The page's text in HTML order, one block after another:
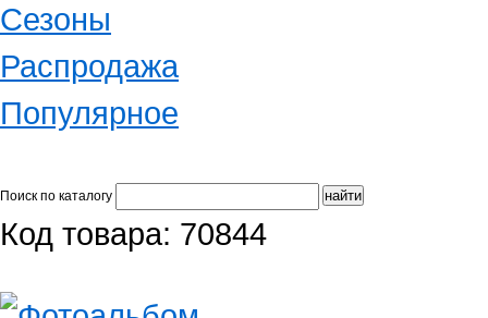
Сезоны
Распродажа
Популярное
Поиск по каталогу
Код товара: 70844